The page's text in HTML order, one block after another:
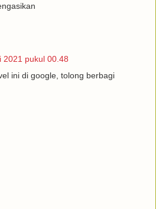
2021 pukul 00.48
ini di google, tolong berbagi